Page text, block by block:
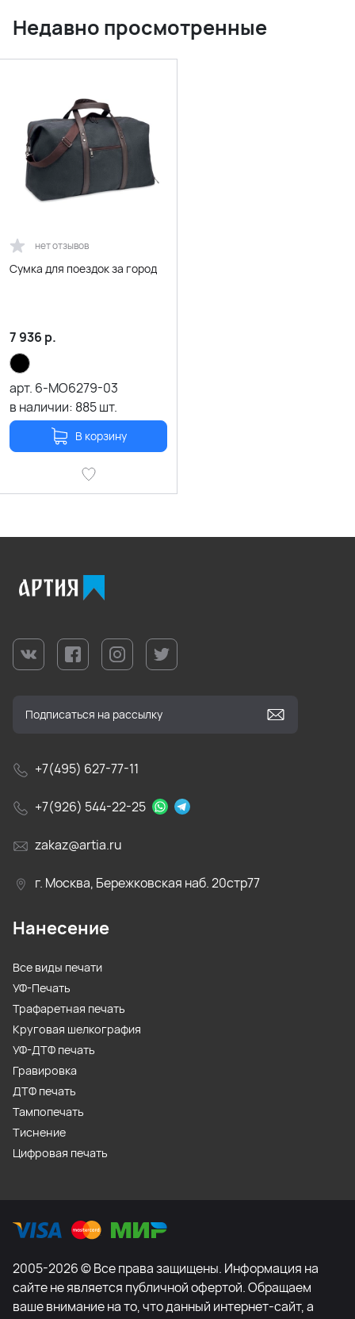
Недавно просмотренные
нет отзывов
Сумка для поездок за город
7 936 р.
арт. 6-MO6279-03
в наличии: 885шт.
В корзину
+7(495) 627-77-11
+7(926) 544-22-25
zakaz@artia.ru
г. Москва, Бережковская наб. 20стр77
Нанесение
Все виды печати
УФ-Печать
Трафаретная печать
Круговая шелкография
УФ-ДТФ печать
Гравировка
ДТФ печать
Тампопечать
Тиснение
Цифровая печать
2005-2026 © Все права защищены. Информация на
сайте не является публичной офертой. Обращаем
ваше внимание на то, что данный интернет-сайт, а